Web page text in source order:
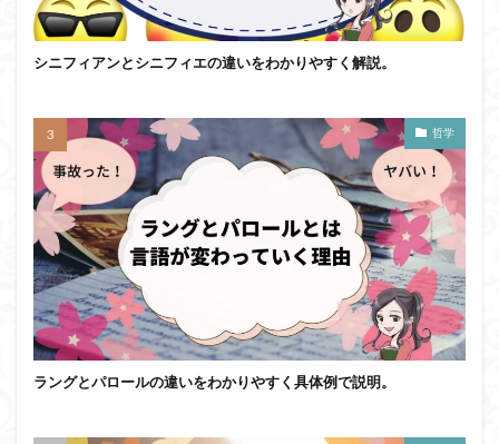
シニフィアンとシニフィエの違いをわかりやすく解説。
哲学
ラングとパロールの違いをわかりやすく具体例で説明。